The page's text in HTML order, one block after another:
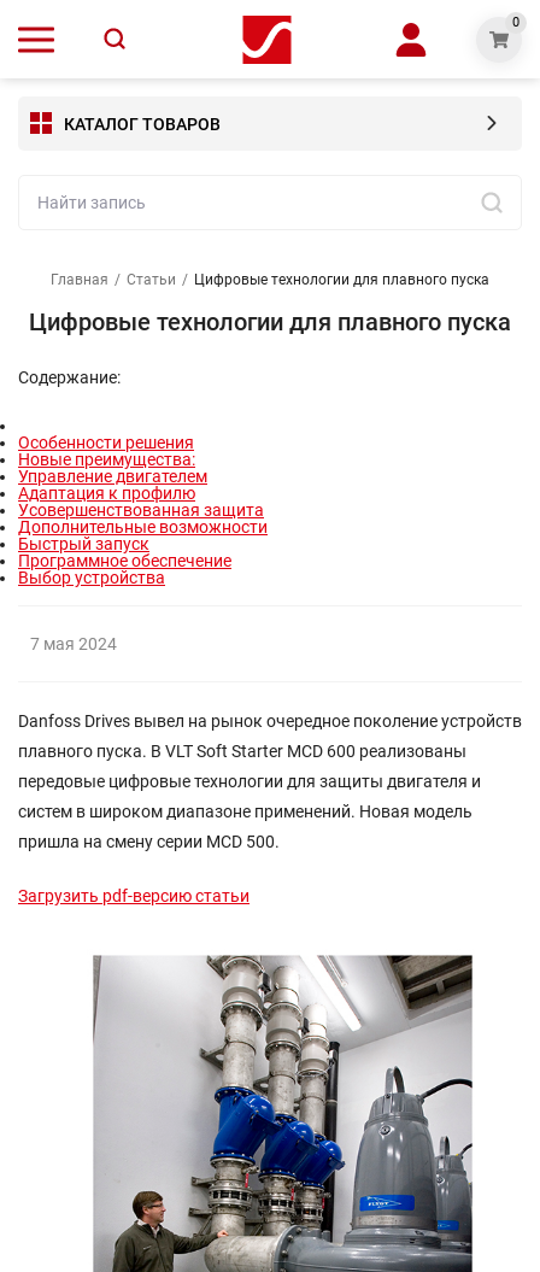
0
КАТАЛОГ ТОВАРОВ
Главная / Статьи / Цифровые технологии для плавного пуска
Цифровые технологии для плавного пуска
Содержание:
Особенности решения
Новые преимущества:
Управление двигателем
Адаптация к профилю
Усовершенствованная защита
Дополнительные возможности
Быстрый запуск
Программное обеспечение
Выбор устройства
7 мая 2024
Danfoss Drives вывел на рынок очередное поколение устройств
плавного пуска. В VLT Soft Starter MCD 600 реализованы
передовые цифровые технологии для защиты двигателя и
систем в широком диапазоне применений. Новая модель
пришла на смену серии MCD 500.
Загрузить pdf-версию статьи